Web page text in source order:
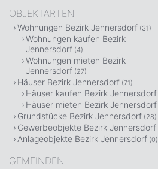
OBJEKTARTEN
Wohnungen Bezirk Jennersdorf (31)
Wohnungen kaufen Bezirk
Jennersdorf (4)
Wohnungen mieten Bezirk
Jennersdorf (27)
Häuser Bezirk Jennersdorf (71)
Häuser kaufen Bezirk Jennersdorf
Häuser mieten Bezirk Jennersdorf
Grundstücke Bezirk Jennersdorf (28)
Gewerbeobjekte Bezirk Jennersdorf
Anlageobjekte Bezirk Jennersdorf (0)
GEMEINDEN